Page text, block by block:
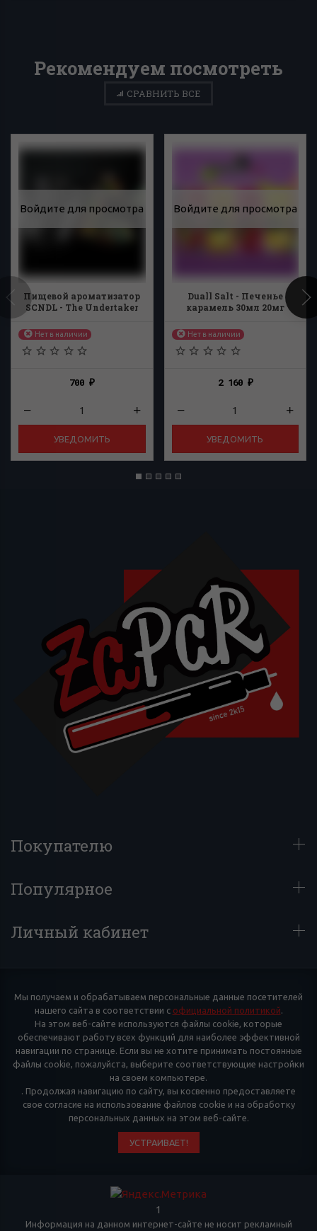
Рекомендуем посмотреть
СРАВНИТЬ ВСЕ
Войдите для просмотра
Пищевой ароматизатор
SCNDL - The Undertaker
Нет в наличии
700₽
УВЕДОМИТЬ
Войдите для просмотра
Duall Salt - Печенье
карамель 30мл 20мг
Нет в наличии
2 160 ₽
УВЕДОМИТЬ
Покупателю
Популярное
Личный кабинет
Мы получаем и обрабатываем персональные данные посетителей
нашего сайта в соответствии с официальной политикой.
На этом веб-сайте используются файлы cookie, которые
обеспечивают работу всех функций для наиболее эффективной
навигации по странице. Если вы не хотите принимать постоянные
файлы cookie, пожалуйста, выберите соответствующие настройки
на своем компьютере.
. Продолжая навигацию по сайту, вы косвенно предоставляете
свое согласие на использование файлов cookie и на обработку
персональных данных на этом веб-сайте.
УСТРАИВАЕТ!
1
Информация на данном интернет-сайте не носит рекламный